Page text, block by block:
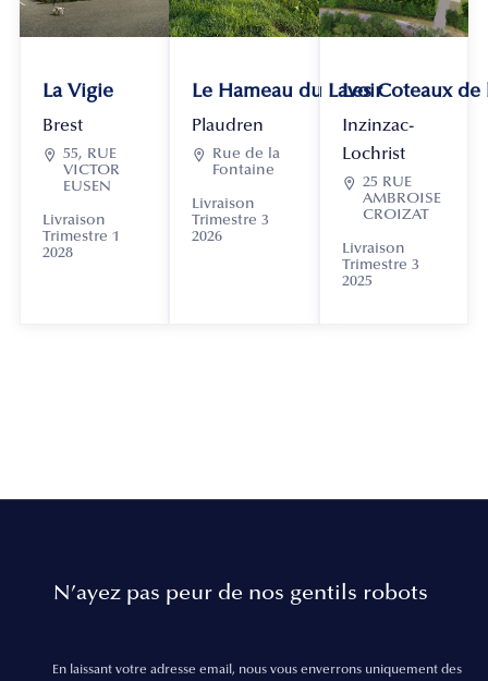
La Vigie
Brest
 55, RUE
VICTOR
EUSEN
Livraison
Trimestre 1
2028
Le Hameau du Lavoir
Plaudren

Rue de la
Fontaine
Livraison
Trimestre 3
2026
Les Coteaux
Inzinzac-
Lochrist
 25 RUE
AMBROISE
CROIZAT
Livraison
Trimestre 3
2025
N’ayez pas peur de nos gentils robots
En laissant votre adresse email, nous vous enverrons uniquement des